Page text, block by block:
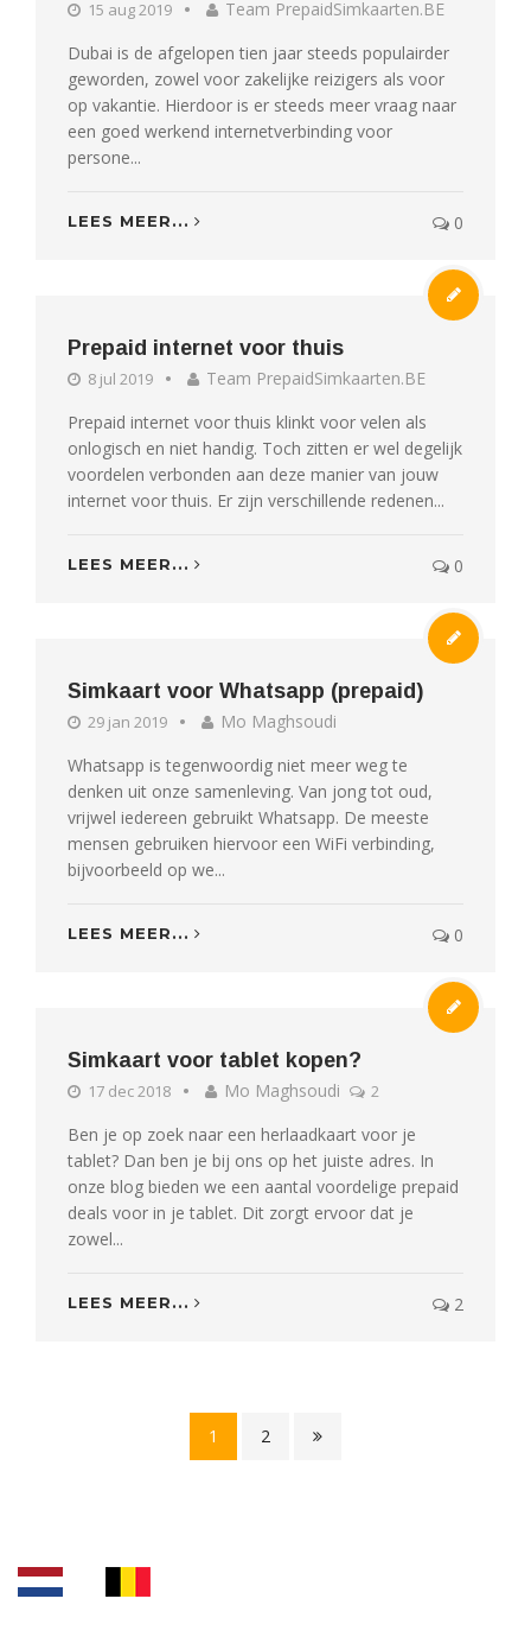
15 aug 2019
Team PrepaidSimkaarten.BE
Dubai is de afgelopen tien jaar steeds populairder
geworden, zowel voor zakelijke reizigers als voor
op vakantie. Hierdoor is er steeds meer vraag naar
een goed werkend internetverbinding voor
persone...
LEES MEER... 0
Prepaid internet voor thuis
8 jul 2019
Team PrepaidSimkaarten.BE
Prepaid internet voor thuis klinkt voor velen als
onlogisch en niet handig. Toch zitten er wel degelijk
voordelen verbonden aan deze manier van jouw
internet voor thuis. Er zijn verschillende redenen...
LEES MEER... 0
Simkaart voor Whatsapp (prepaid)
29 jan 2019
Mo Maghsoudi
Whatsapp is tegenwoordig niet meer weg te
denken uit onze samenleving. Van jong tot oud,
vrijwel iedereen gebruikt Whatsapp. De meeste
mensen gebruiken hiervoor een WiFi verbinding,
bijvoorbeeld op we...
LEES MEER... 0
Simkaart voor tablet kopen?
17 dec 2018 Mo Maghsoudi 2
Ben je op zoek naar een herlaadkaart voor je
tablet? Dan ben je bij ons op het juiste adres. In
onze blog bieden we een aantal voordelige prepaid
deals voor in je tablet. Dit zorgt ervoor dat je
zowel...
LEES MEER... 2
1 2